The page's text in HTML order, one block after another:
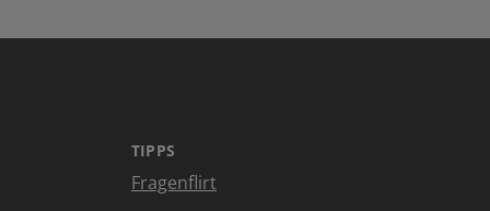
TIPPS
Fragenflirt